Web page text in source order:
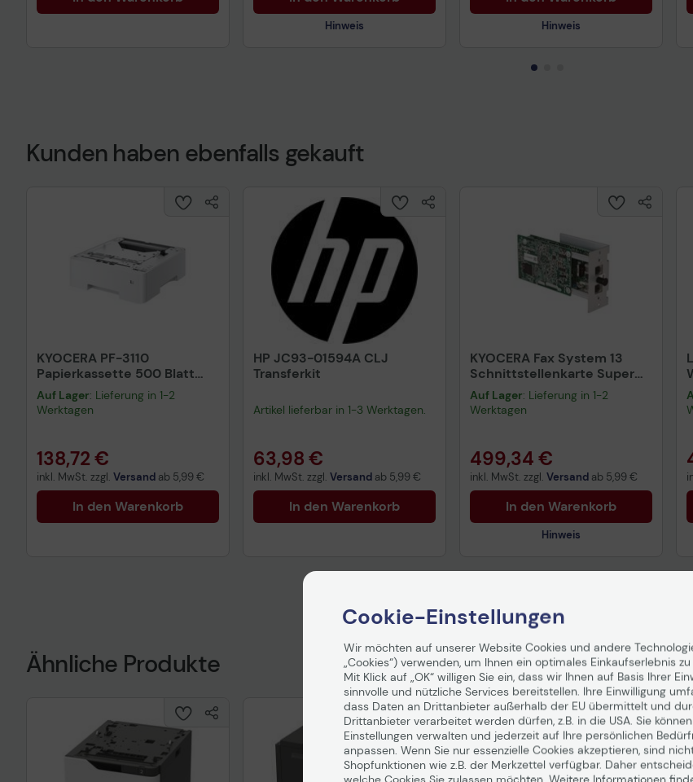
Hinweis
Technisches Produktdatenblatt
Hinweis
Kunden haben ebenfalls gekauft
KYOCERA PF-3110
Papierkassette 500 Blatt
(1203SA0KL1) P31xx / P32xx /
M31xx / M36xx / M38xx
Auf Lager: Lieferung in 1-2
Werktagen
138,72 €
inkl. MwSt. zzgl. Versand ab 5,99 €
In den Warenkorb
HP JC93-01594A CLJ
Transferkit
Artikel lieferbar in 1-3 Werktagen.
63,98 €
inkl. MwSt. zzgl. Versand ab 5,99 €
In den Warenkorb
KYOCERA Fax System 13
Schnittstellenkarte Super
G3 Fax, Netzwerkfax
(1503S43NL0)
Auf Lager: Lieferung in 1-2
Werktagen
499,34 €
inkl. MwSt. zzgl. Versand ab 5,99 €
In den Warenkorb
Hinweis
Vorvertragliche Informationen
Datenverordnung
Ähnliche Produkte
Cookie-Einstellungen
Wir möchten auf unserer Website Cookies und andere
„Cookies“) verwenden, um Ihnen ein optimales Einkaufserlebnis
Mit Klick auf „OK“ willigen Sie ein, dass wir Ihnen auf Basis Ihrer
sinnvolle und nützliche Services bereitstellen. Ihre Einwilligung
dass Daten an Drittanbieter außerhalb der EU übermittelt und
Drittanbieter verarbeitet werden dürfen, z.B. in die USA. Sie
Einstellungen verwalten und jederzeit auf Ihre persönlichen
anpassen. Wenn Sie nur essenzielle Cookies akzeptieren, sind
Shopfunktionen wie z.B. der Merkzettel verfügbar. Daher